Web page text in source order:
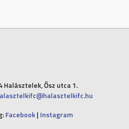
Halásztelek, Ősz utca 1.
Facebook| Instagram